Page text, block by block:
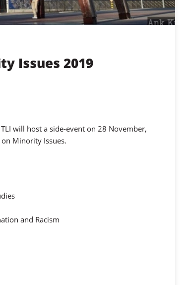
Issues 2019
will host a side-event on 28 November,
Minority Issues.
and Racism